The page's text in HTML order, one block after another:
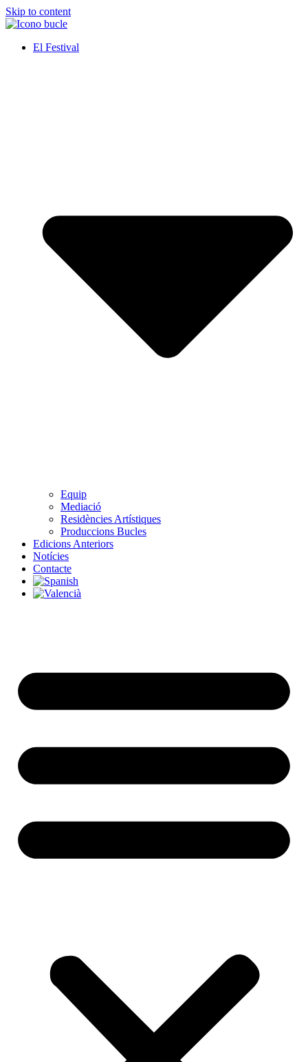
Skip to content
El Festival
Equip
Mediació
Residències Artístiques
Produccions Bucles
Edicions Anteriors
Notícies
Contacte